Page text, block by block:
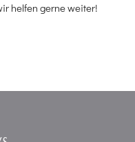
helfen gerne weiter!